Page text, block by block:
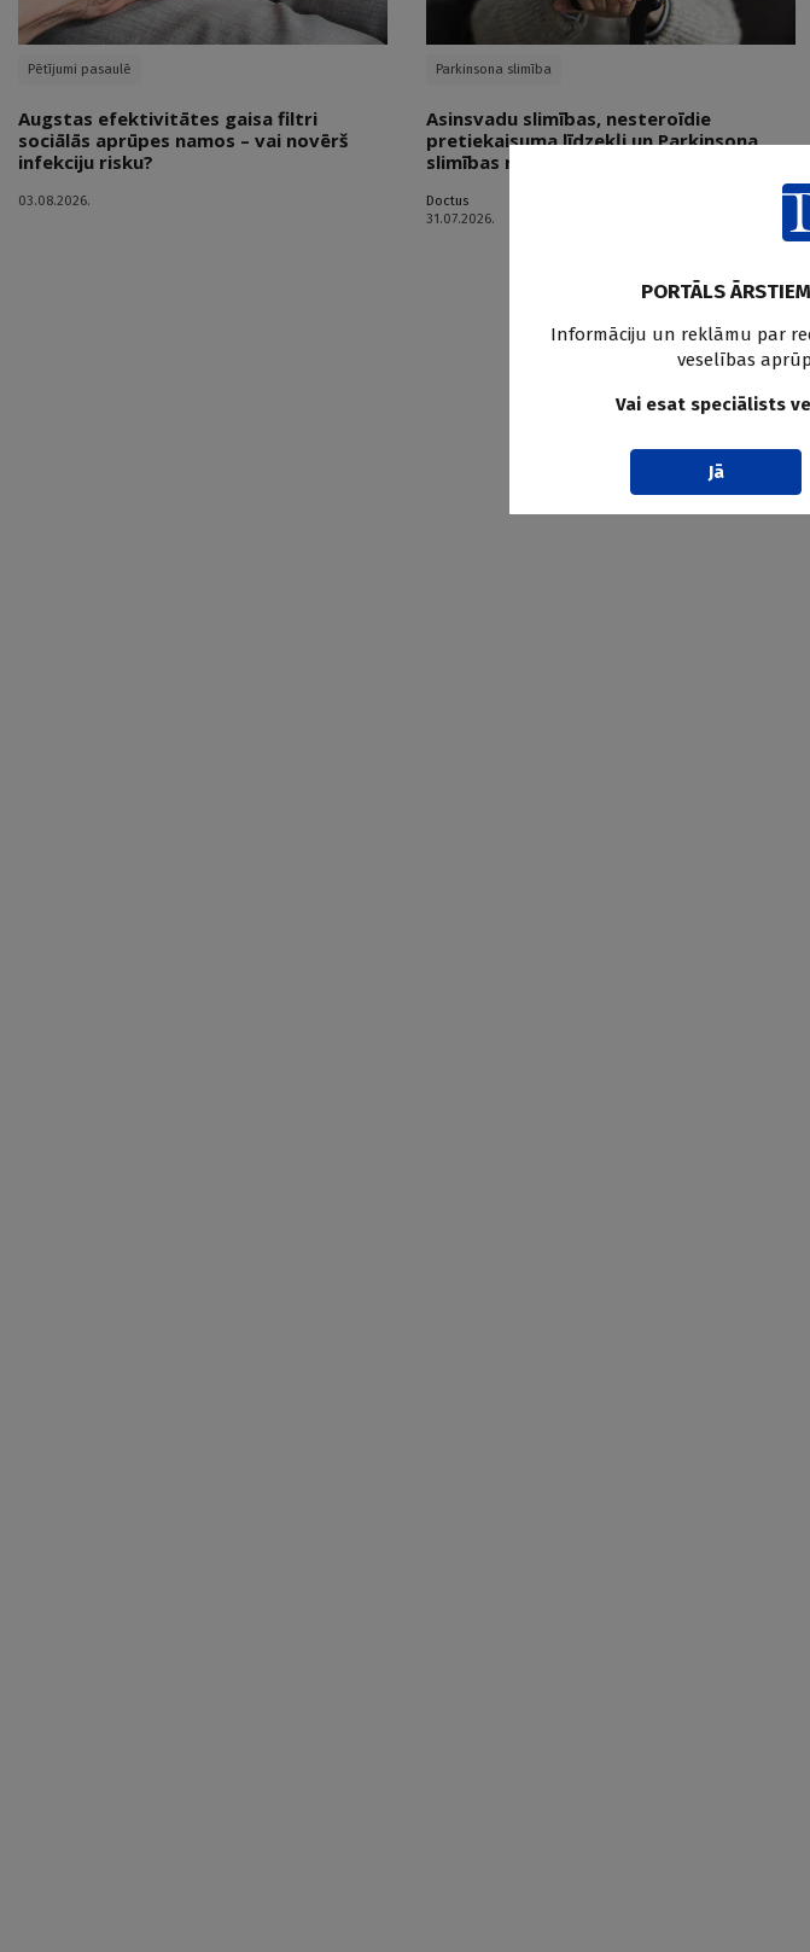
Pētījumi pasaulē
Augstas efektivitātes gaisa filtri
sociālās aprūpes namos – vai novērš
infekciju risku?
03.08.2026.
Parkinsona slimība
Asinsvadu slimības, nesteroīdie
pretiekaisuma līdzekļi un Parkinsona
slimības risks
Doctus
31.07.2026.
PORTĀLS
Informāciju un reklāmu par
veselības
Vai esat speciālists
Jā